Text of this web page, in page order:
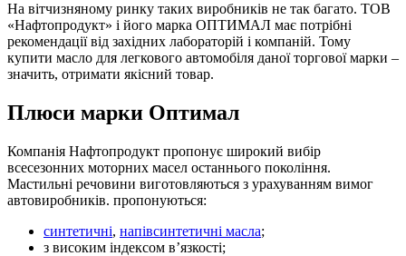
На вітчизняному ринку таких виробників не так багато. ТОВ
«Нафтопродукт» і його марка ОПТИМАЛ має потрібні
рекомендації від західних лабораторій і компаній. Тому
купити масло для легкового автомобіля даної торгової марки –
значить, отримати якісний товар.
Плюси марки Оптимал
Компанія Нафтопродукт пропонує широкий вибір
всесезонних моторних масел останнього покоління.
Мастильні речовини виготовляються з урахуванням вимог
автовиробників. пропонуються:
синтетичні, напівсинтетичні масла;
з високим індексом в’язкості;